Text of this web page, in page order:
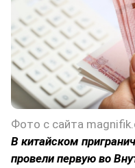
Фото с сайта
В китайском
провели первую во